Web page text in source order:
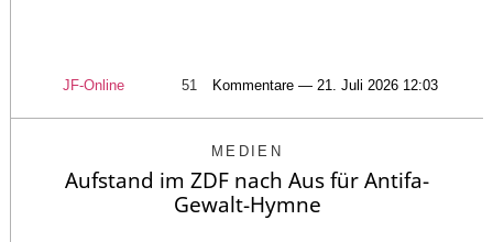
JF-Online 51 Kommentare — 21. Juli 2026 12:03
MEDIEN
Aufstand im ZDF nach Aus für Antifa-
Gewalt-Hymne